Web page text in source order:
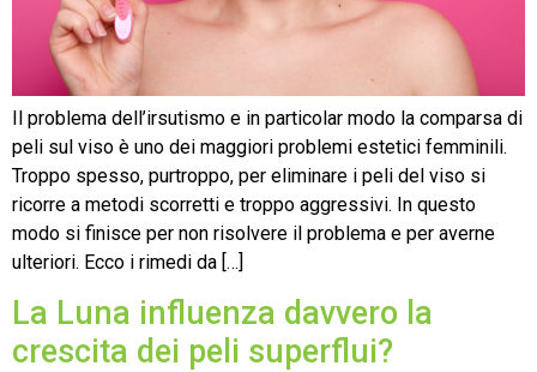
Il problema dell’irsutismo e in particolar modo la comparsa di
peli sul viso è uno dei maggiori problemi estetici femminili.
Troppo spesso, purtroppo, per eliminare i peli del viso si
ricorre a metodi scorretti e troppo aggressivi. In questo
modo si finisce per non risolvere il problema e per averne
ulteriori. Ecco i rimedi da […]
La Luna influenza davvero la
crescita dei peli superflui?